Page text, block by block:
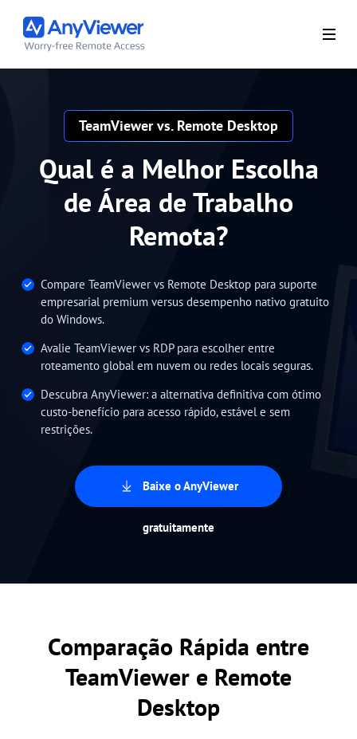
TeamViewer vs. Remote Desktop
Qual é a Melhor Escolha
de Área de Trabalho
Remota?
Compare TeamViewer vs Remote Desktop para suporte
empresarial premium versus desempenho nativo gratuito
do Windows.
Avalie TeamViewer vs RDP para escolher entre
roteamento global em nuvem ou redes locais seguras.
Descubra AnyViewer: a alternativa definitiva com ótimo
custo-benefício para acesso rápido, estável e sem
restrições.
Baixe o AnyViewer
gratuitamente
Comparação Rápida entre
TeamViewer e Remote
Desktop